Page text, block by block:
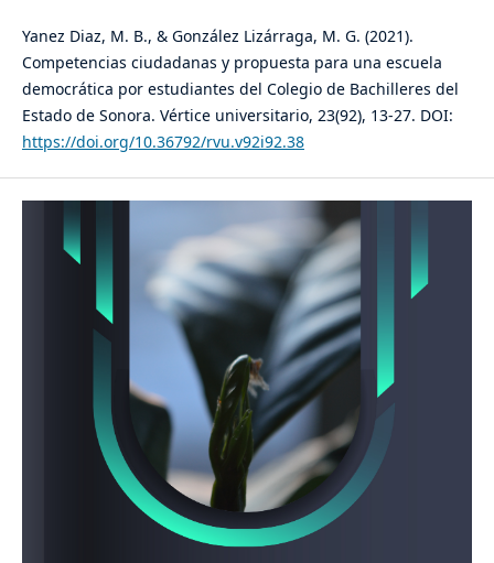
Yanez Diaz, M. B., & González Lizárraga, M. G. (2021).
Competencias ciudadanas y propuesta para una escuela
democrática por estudiantes del Colegio de Bachilleres del
Estado de Sonora. Vértice universitario, 23(92), 13-27. DOI:
https://doi.org/10.36792/rvu.v92i92.38